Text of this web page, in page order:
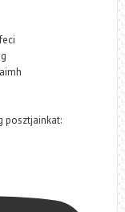
posztjainkat: